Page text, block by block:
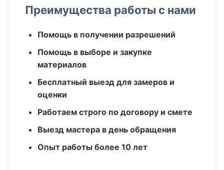
Преимущества работы с нами
Помощь в получении разрешений
Помощь в выборе и закупке
материалов
Бесплатный выезд для замеров и
оценки
Работаем строго по договору и смете
Выезд мастера в день обращения
Опыт работы более 10 лет